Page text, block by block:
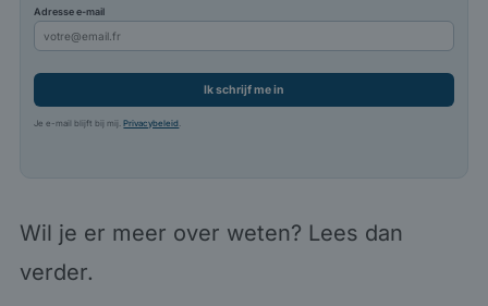
Adresse e-mail
Ik schrijf me in
Je e-mail blijft bij mij.Privacybeleid
Wil je er meer over weten? Lees dan
verder.